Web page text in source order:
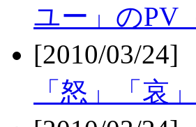
ユー」のPV
[2010/03/24]
「怒」「哀